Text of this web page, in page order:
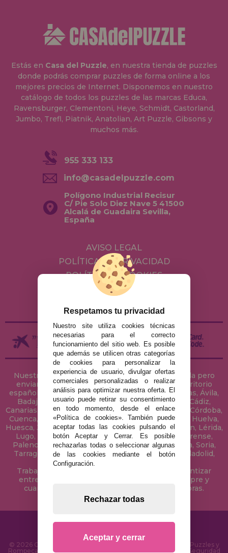
Estás en Casa del Puzzle, en nuestra tienda de puzzles
donde podrás comprar puzzles de forma online a los
mejores precios de Internet. Disponemos en nuestro
catálogo de todos los puzzles de las marcas Educa,
Ravensburger, Clementoni, Heye, Schmidt, Castorland,
Jumbo, Trefl, Piatnik, Anatolian, Art Puzzle, Gibsons y
muchos más.
955 333 133
info@casadelpuzzle.com
Polígono Industrial Recisur
C/ Pie Solo Diez Nave 5 41500
Alcalá de Guadaira Sevilla,
España
AVISO LEGAL
POLÍTICA DE PRIVACIDAD
POLÍTICA DE COOKIES
ENVÍOS Y DEVOLUCIONES
Nuestra tienda de puzzles está ubicada en Sevilla pero
enviamos tus puzzles a cualquier ciudad del territorio
español: Álava, Albacete, Alicante, Almería, Asturias, Ávila,
Badajoz, Baleares, Barcelona, Burgos, Cáceres, Cádiz,
Canarias, Cantabria, Castellón, Ceuta, Ciudad Real, Córdoba,
Cuenca, Gerona, Granada, Guadalajara, Guipúzcoa, Huelva,
Huesca, Jaén, La Coruña, La Rioja, Las Palmas, Leon, Lérida,
Lugo, Madrid, Málaga, Melilla, Murcia, Navarra, Orense,
Palencia, Pontevedra, Salamanca, Segovia, Sevilla, Soria,
Tarragona, Tenerife, Teruel, Toledo, Valencia, Valladolid,
Vizcaya, Zamora y Zaragoza.
Trabajamos con Stocks permanentes para garantizar
entregas rápidas en territorio peninsular, siempre y
cuando el pedido se realice antes de las 18 horas.
© 2026 CasaDelPuzzle.com - Tienda Online para comprar Puzzles y
Rompecabezas en Internet. Entrega Rápida en 24 Horas y Seguridad
Respetamos tu privacidad
Nuestro site utiliza cookies técnicas
necesarias para el correcto
funcionamiento del sitio web. Es posible
que además se utilicen otras categorías
de cookies para personalizar la
experiencia de usuario, divulgar ofertas
comerciales personalizadas o realizar
análisis para optimizar nuestra oferta. El
usuario puede retirar su consentimiento
en todo momento, desde el enlace
«Política de cookies». También puede
aceptar todas las cookies pulsando el
botón Aceptar y Cerrar. Es posible
rechazarlas todas o seleccionar algunas
de las cookies mediante el botón
Configuración.
Rechazar todas
Aceptar y cerrar